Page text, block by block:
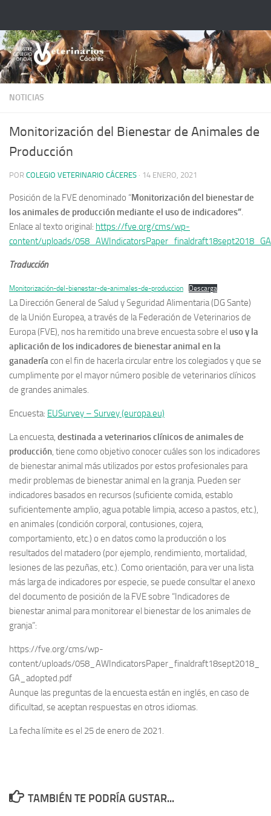
NOTICIAS
Monitorización del Bienestar de Animales de
Producción
POR COLEGIO VETERINARIO CÁCERES · 14 ENERO, 2021
Posición de la FVE denominado “Monitorización del bienestar de
los animales de producción mediante el uso de indicadores”
Enlace al texto original: https://fve.org/cms/wp-
content/uploads/
Traducción
Monitorización-del-bienestar-de-animales-de-produccion Descarga
La Dirección General de Salud y Seguridad Alimentaria (DG Sante)
de la Unión Europea, a través de la Federación de Veterinarios de
Europa (FVE), nos ha remitido una breve encuesta sobre el uso y la
aplicación de los indicadores de bienestar animal en la
ganadería con el fin de hacerla circular entre los colegiados y que se
cumplimente por el mayor número posible de veterinarios clínicos
de grandes animales.
Encuesta: EUSurvey – Survey (europa.eu)
La encuesta, destinada a veterinarios clínicos de animales de
producción , tiene como objetivo conocer cuáles son los indicadores
de bienestar animal más utilizados por estos profesionales para
medir problemas de bienestar animal en la granja. Pueden ser
indicadores basados en recursos (suficiente comida, establo
suficientemente amplio, agua potable limpia, acceso a pastos, etc.),
en animales (condición corporal, contusiones, cojera,
comportamiento, etc.) o en datos como la producción o los
resultados del matadero (por ejemplo, rendimiento, mortalidad,
lesiones de las pezuñas, etc.). Como orientación, para ver una lista
más larga de indicadores por especie, se puede consultar el anexo
del documento de posición de la FVE sobre “Indicadores de
bienestar animal para monitorear el bienestar de los animales de
granja”:
https://fve.org/cms/wp-
content/uploads/058_AWIndicatorsPaper_finaldraft18sept2018_
GA_adopted.pdf
Aunque las preguntas de la encuesta están en inglés, en caso de
dificultad, se aceptan respuestas en otros idiomas.
La fecha límite es el 25 de enero de 2021.
TAMBIÉN TE PODRÍA GUSTAR...